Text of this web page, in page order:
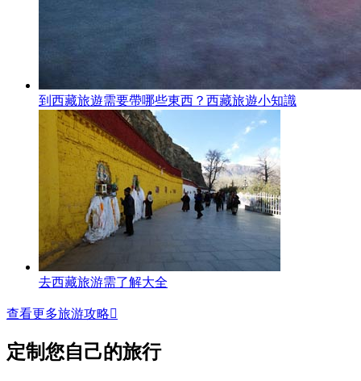
到西藏旅遊需要帶哪些東西？西藏旅遊小知識
去西藏旅游需了解大全
查看更多旅游攻略
定制您自己的旅行